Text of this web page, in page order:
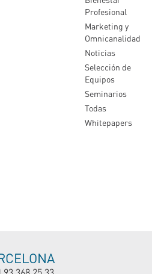
Profesional
Marketing y
Omnicanalidad
Noticias
Selección de
Equipos
Seminarios
Todas
Whitepapers